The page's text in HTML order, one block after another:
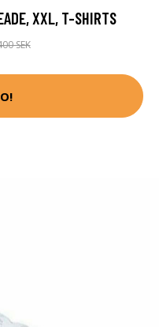
XXL, T-SHIRTS
SEK